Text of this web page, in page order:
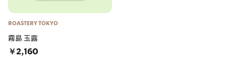
ROASTERY TOKYO
霧島 玉露
￥2,160